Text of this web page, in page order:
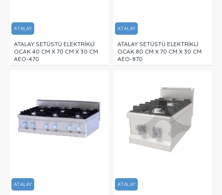
ATALAY
ATALAY SETÜSTÜ ELEKTRİKLİ
OCAK 40 CM X 70 CM X 30 CM
AEO-470
ATALAY
ATALAY SETÜSTÜ ELEKTRİKLİ
OCAK 80 CM X 70 CM X 30 CM
AEO-870
ATALAY ATALAY